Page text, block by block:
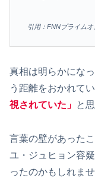
引用：FNNプライムオ
真相は明らかにな
う距離をおかれてい
視されていた」 と
言葉の壁があった
ユ・ジュヒョン容
ったのかもしれませ